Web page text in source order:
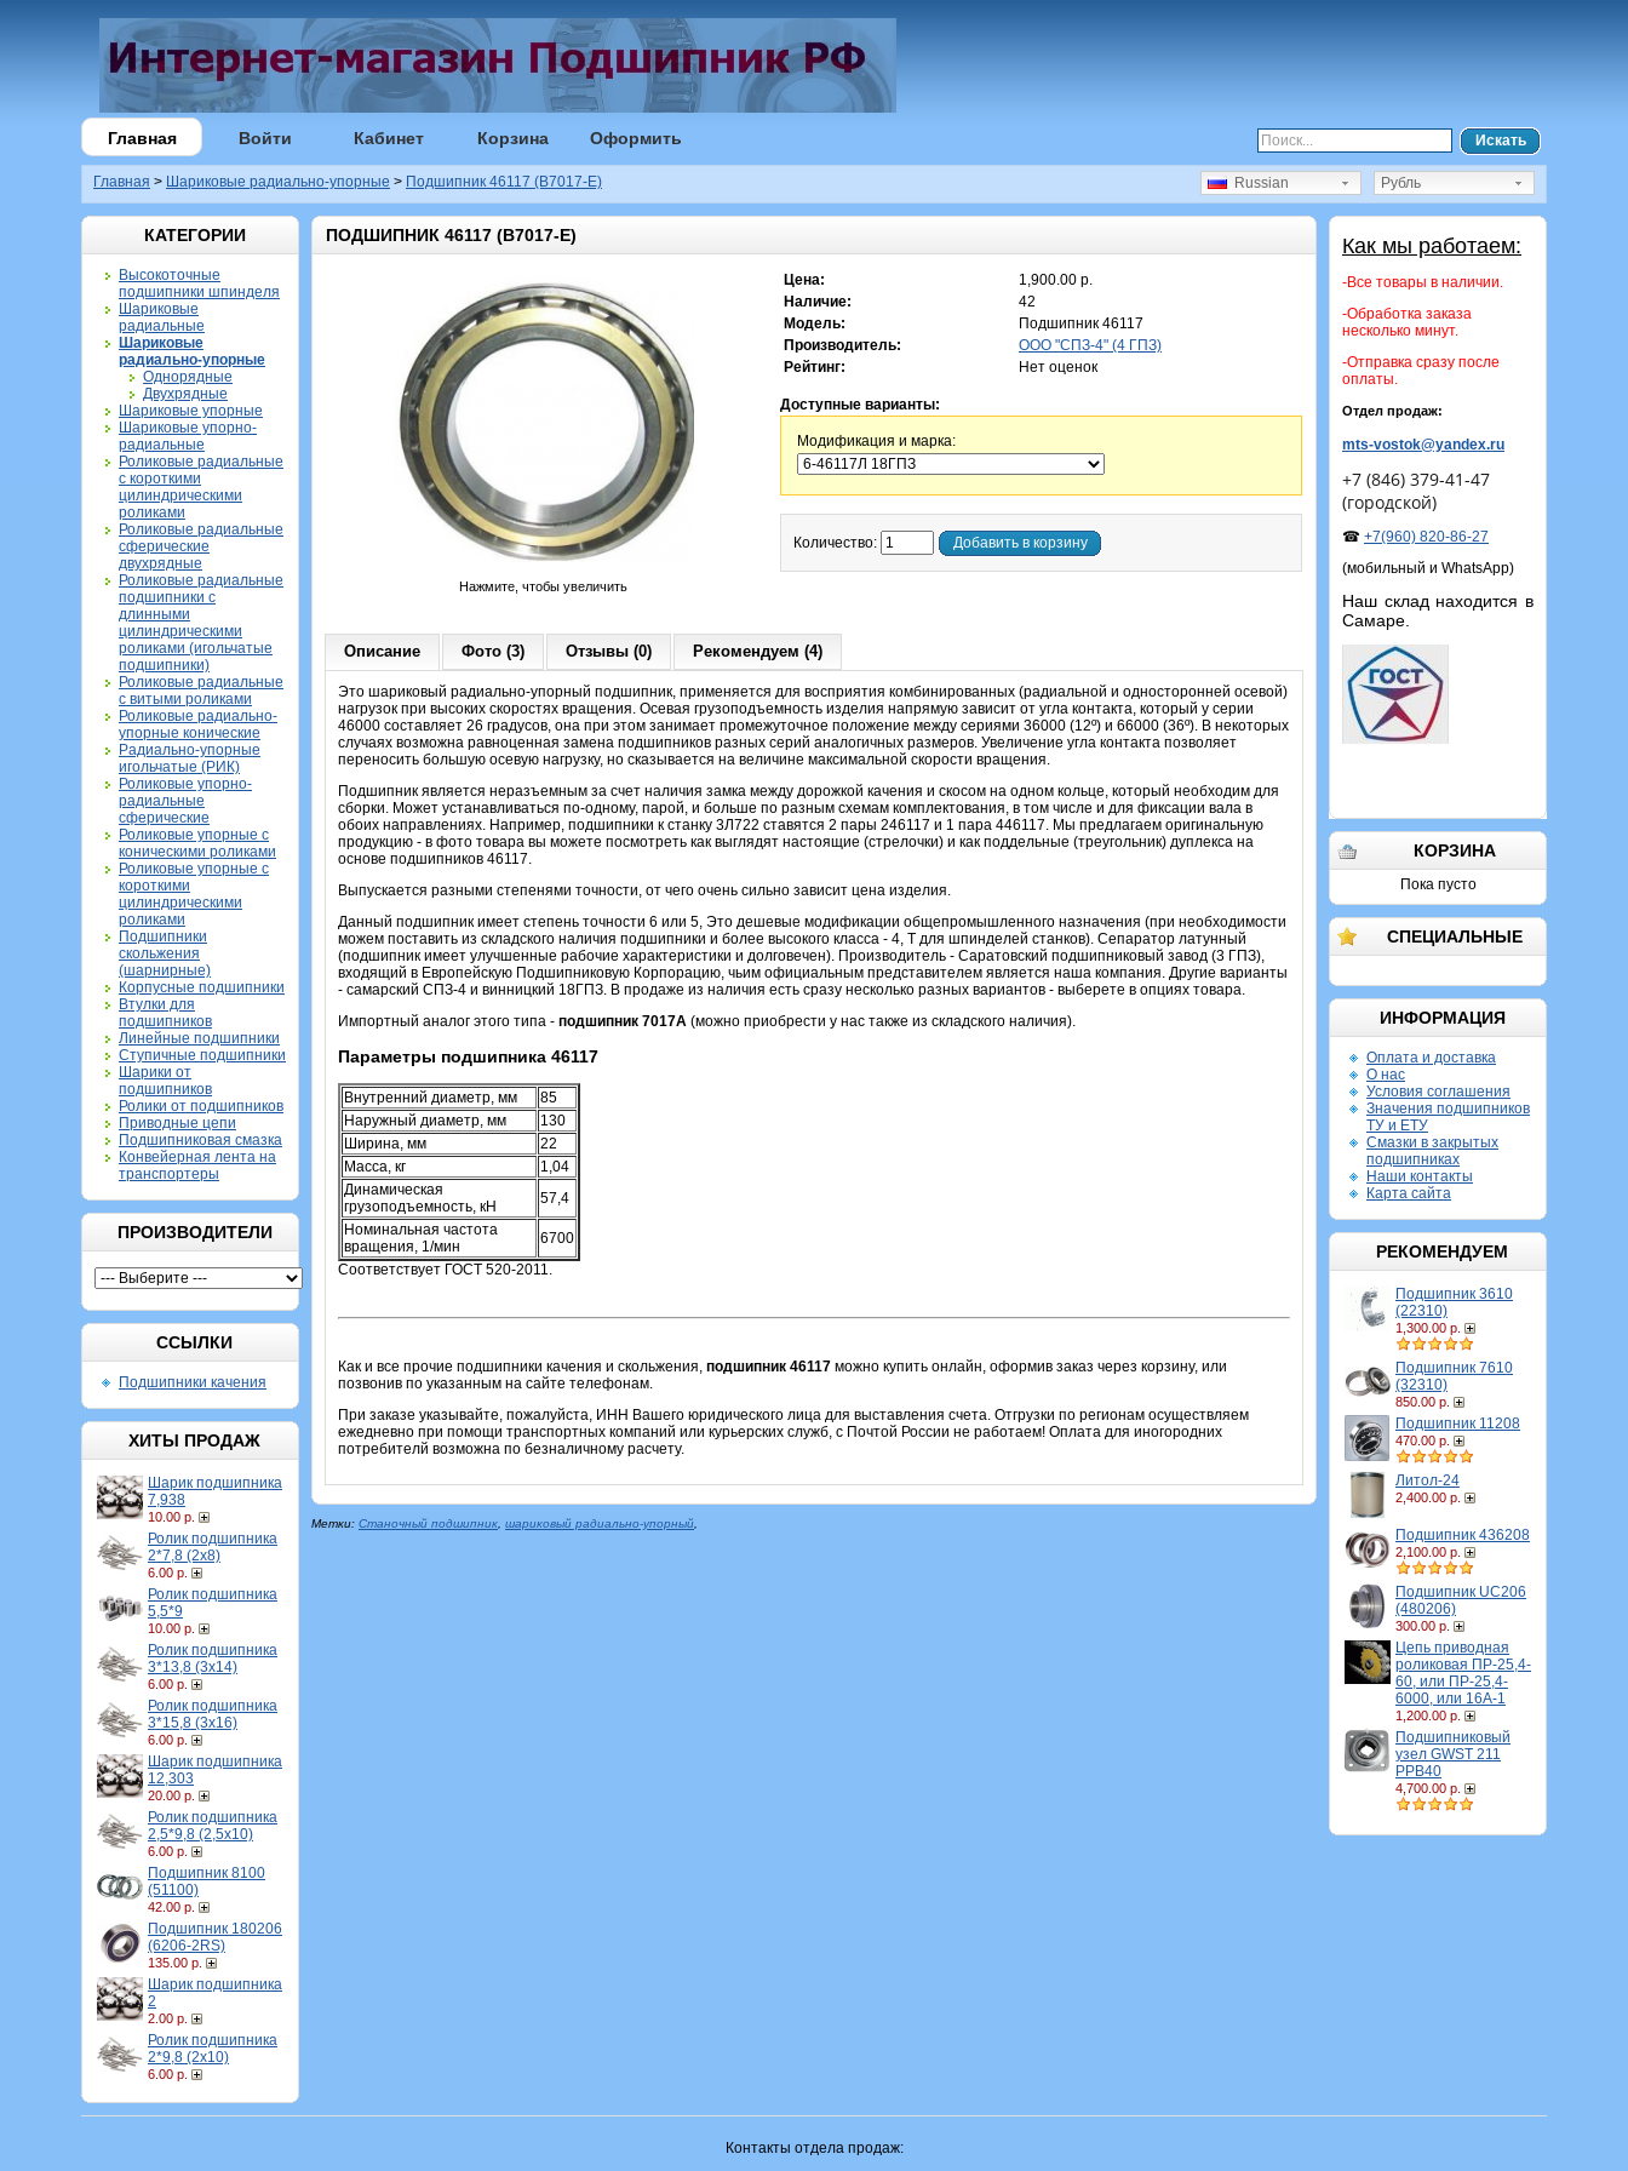
Главная Войти Кабинет Корзина Оформить Искать
Главная > Шариковые радиально-упорные > Подшипник 46117 (B7017-E) Рубль
Russian
КАТЕГОРИИ
Высокоточные
подшипники шпинделя
Шариковые
радиальные
Шариковые
радиально-упорные
Однорядные
Двухрядные
Шариковые упорные
Шариковые упорно-
радиальные
Роликовые радиальные
с короткими
цилиндрическими
роликами
Роликовые радиальные
сферические
двухрядные
Роликовые радиальные
подшипники с
длинными
цилиндрическими
роликами (игольчатые
подшипники)
Роликовые радиальные
с витыми роликами
Роликовые радиально-
упорные конические
Радиально-упорные
игольчатые (РИК)
Роликовые упорно-
радиальные
сферические
Роликовые упорные с
коническими роликами
Роликовые упорные с
короткими
цилиндрическими
роликами
Подшипники
скольжения
(шарнирные)
Корпусные подшипники
Втулки для
подшипников
Линейные подшипники
Ступичные подшипники
Шарики от
подшипников
Ролики от подшипников
Приводные цепи
Подшипниковая смазка
Конвейерная лента на
транспортеры
ПРОИЗВОДИТЕЛИ
ССЫЛКИ
Подшипники качения
ХИТЫ ПРОДАЖ
Шарик подшипника
7,938
10.00 р.
Ролик подшипника
2*7,8 (2х8)
6.00 р.
Ролик подшипника
5,5*9
10.00 р.
Ролик подшипника
3*13,8 (3х14)
6.00 р.
Ролик подшипника
3*15,8 (3х16)
6.00 р.
Шарик подшипника
12,303
20.00 р.
Ролик подшипника
2,5*9,8 (2,5х10)
6.00 р.
Подшипник 8100
(51100)
42.00 р.
Подшипник 180206
(6206-2RS)
135.00 р.
Шарик подшипника
2
2.00 р.
Ролик подшипника
2*9,8 (2х10)
6.00 р.
Как мы работаем:
-Все товары в наличии.
-Обработка заказа
несколько минут.
-Отправка сразу после
оплаты.
Отдел продаж:
mts-vostok@yandex.ru
+7 (846) 379-41-47
(городской)
☎ +7(960) 820-86-27
(мобильный и WhatsApp)
Наш склад находится в
Самаре.
КОРЗИНА
Пока пусто
СПЕЦИАЛЬНЫЕ
ИНФОРМАЦИЯ
Оплата и доставка
О нас
Условия соглашения
Значения подшипников
ТУ и ЕТУ
Смазки в закрытых
подшипниках
Наши контакты
Карта сайта
РЕКОМЕНДУЕМ
Подшипник 3610
(22310)
1,300.00 р.
Подшипник 7610
(32310)
850.00 р.
Подшипник 11208
470.00 р.
Литол-24
2,400.00 р.
Подшипник 436208
2,100.00 р.
Подшипник UC206
(480206)
300.00 р.
Цепь приводная
роликовая ПР-25,4-
60, или ПР-25,4-
6000, или 16A-1
1,200.00 р.
Подшипниковый
узел GWST 211
PPB40
4,700.00 р.
ПОДШИПНИК 46117 (B7017-E)
Нажмите, чтобы увеличить
Цена:
1,900.00 р.
Наличие:
42
Модель:
Подшипник 46117
Производитель:
ООО "СПЗ-4" (4 ГПЗ)
Рейтинг:
Нет оценок
Доступные варианты:
Модификация и марка:
Количество: Добавить в корзину
Описание Фото (3) Отзывы (0) Рекомендуем (4)
Это шариковый радиально-упорный подшипник, применяется для восприятия комбинированных (радиальной и односторонней осевой)
нагрузок при высоких скоростях вращения. Осевая грузоподъемность изделия напрямую зависит от угла контакта, который у серии
46000 составляет 26 градусов, она при этом занимает промежуточное положение между сериями 36000 (12º) и 66000 (36º). В некоторых
случаях возможна равноценная замена подшипников разных серий аналогичных размеров. Увеличение угла контакта позволяет
переносить большую осевую нагрузку, но сказывается на величине максимальной скорости вращения.
Подшипник является неразъемным за счет наличия замка между дорожкой качения и скосом на одном кольце, который необходим для
сборки. Может устанавливаться по-одному, парой, и больше по разным схемам комплектования, в том числе и для фиксации вала в
обоих направлениях. Например, подшипники к станку 3Л722 ставятся 2 пары 246117 и 1 пара 446117. Мы предлагаем оригинальную
продукцию - в фото товара вы можете посмотреть как выглядят настоящие (стрелочки) и как поддельные (треугольник) дуплекса на
основе подшипников 46117.
Выпускается разными степенями точности, от чего очень сильно зависит цена изделия.
Данный подшипник имеет степень точности 6 или 5, Это дешевые модификации общепромышленного назначения (при необходимости
можем поставить из складского наличия подшипники и более высокого класса - 4, Т для шпинделей станков). Сепаратор латунный
(подшипник имеет улучшенные рабочие характеристики и долговечен). Производитель - Саратовский подшипниковый завод (3 ГПЗ),
входящий в Европейскую Подшипниковую Корпорацию, чьим официальным представителем является наша компания. Другие варианты
- самарский СПЗ-4 и винницкий 18ГПЗ. В продаже из наличия есть сразу несколько разных вариантов - выберете в опциях товара.
Импортный аналог этого типа - подшипник 7017А (можно приобрести у нас также из складского наличия).
Параметры подшипника 46117
Внутренний диаметр, мм
85
Наружный диаметр, мм
130
Ширина, мм
22
Масса, кг
1,04
Динамическая
грузоподъемность, кН
57,4
Номинальная частота
вращения, 1/мин
6700
Соответствует ГОСТ 520-2011.
Как и все прочие подшипники качения и скольжения, подшипник 46117 можно купить онлайн, оформив заказ через корзину, или
позвонив по указанным на сайте телефонам.
При заказе указывайте, пожалуйста, ИНН Вашего юридического лица для выставления счета. Отгрузки по регионам осуществляем
ежедневно при помощи транспортных компаний или курьерских служб, с Почтой России не работаем! Оплата для иногородних
потребителй возможна по безналичному расчету.
Метки: Станочный подшипник шариковый радиально-упорный
Контакты отдела продаж: